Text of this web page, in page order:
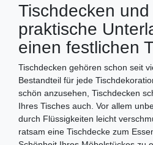
Tischdecken
praktische
einen festlichen
Tischdecken gehören schon seit
Bestandteil für jede
schön anzusehen, Tischdecken
Ihres Tisches auch. Vor allem
durch Flüssigkeiten leicht
ratsam eine Tischdecke zum